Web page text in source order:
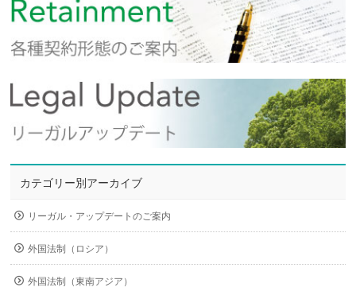
カテゴリー別アーカイブ
リーガル・アップデートのご案内
外国法制（ロシア）
外国法制（東南アジア）